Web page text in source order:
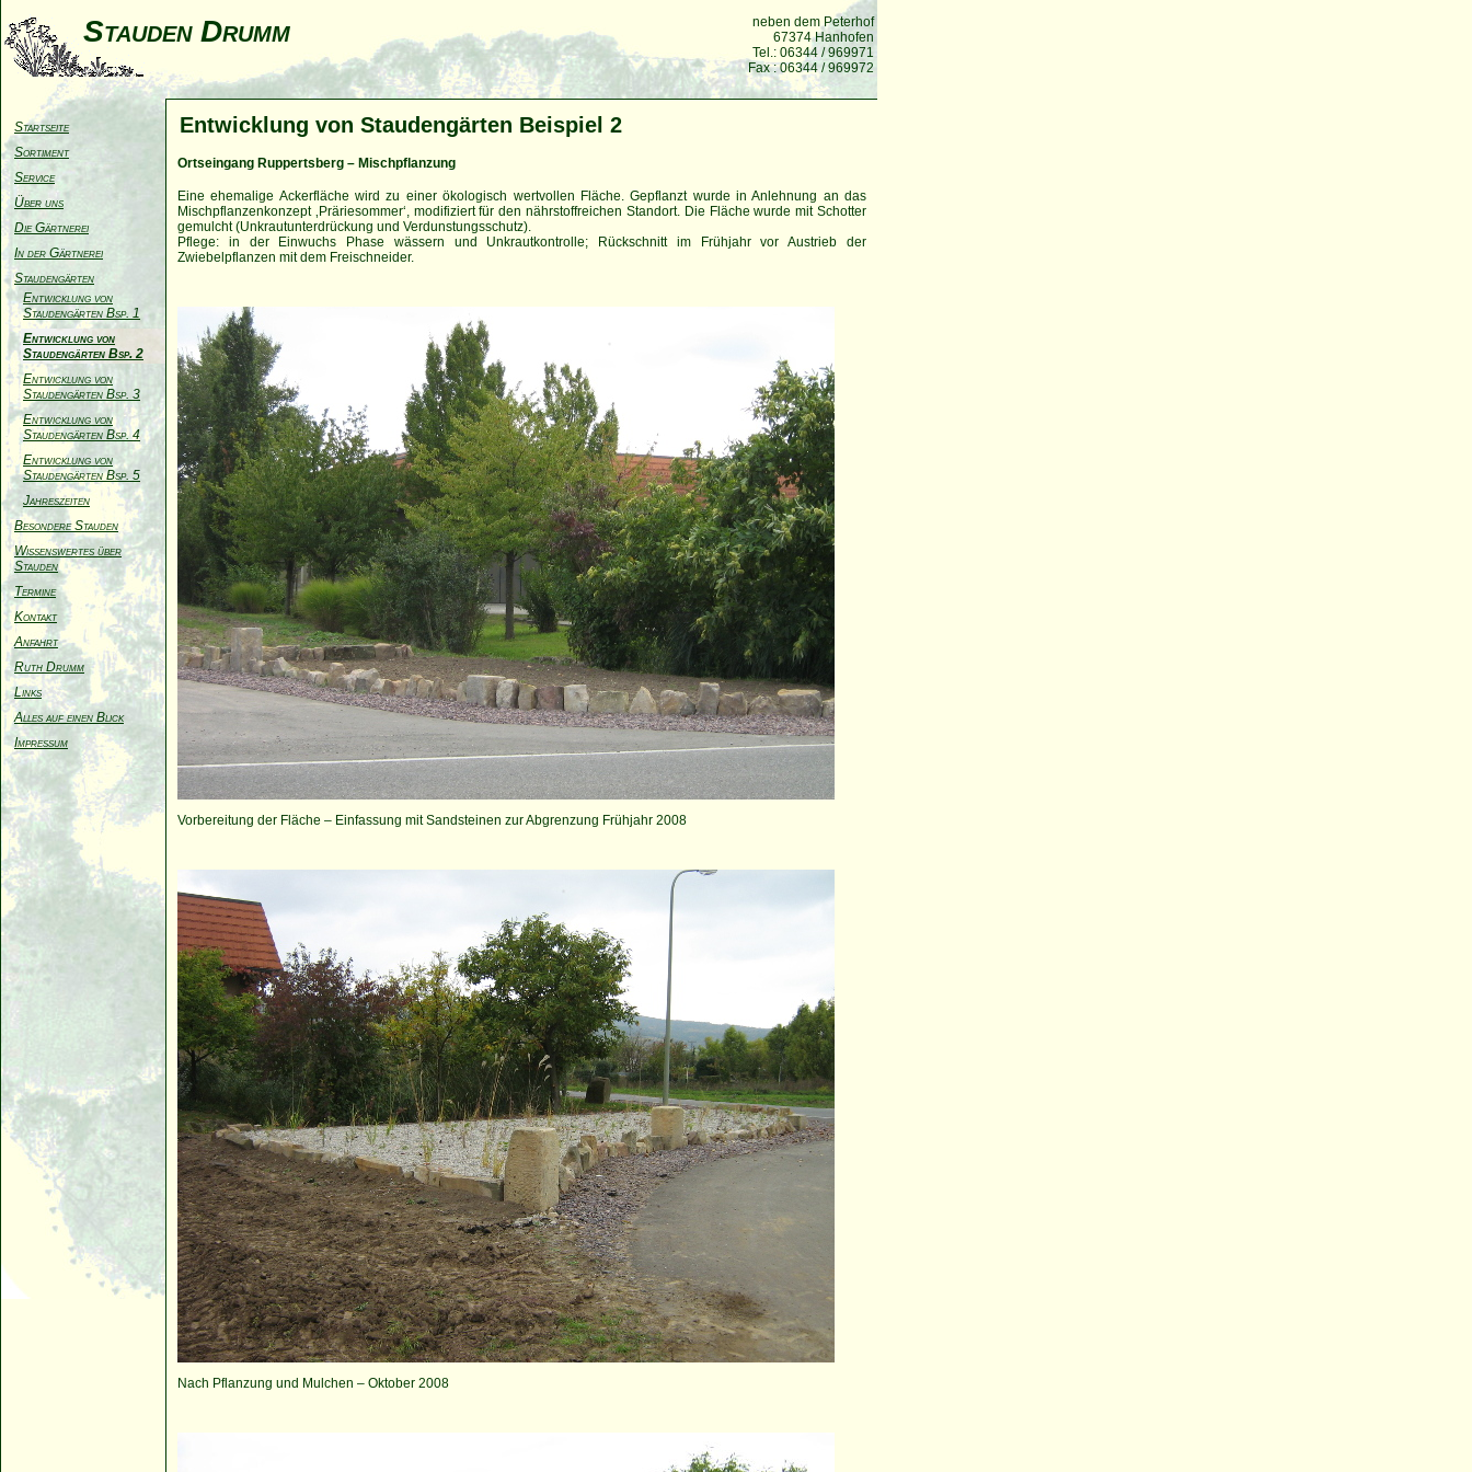
Stauden Drumm
neben dem Peterhof
67374 Hanhofen
Tel.: 06344 / 969971
Fax : 06344 / 969972
Startseite
Sortiment
Service
Über uns
Die Gärtnerei
In der Gärtnerei
Staudengärten
Entwicklung von
Staudengärten Bsp. 1
Entwicklung von
Staudengärten Bsp. 2
Entwicklung von
Staudengärten Bsp. 3
Entwicklung von
Staudengärten Bsp. 4
Entwicklung von
Staudengärten Bsp. 5
Jahreszeiten
Besondere Stauden
Wissenswertes über
Stauden
Termine
Kontakt
Anfahrt
Ruth Drumm
Links
Alles auf einen Blick
Impressum
Entwicklung von Staudengärten Beispiel 2
Ortseingang Ruppertsberg – Mischpflanzung
Eine ehemalige Ackerfläche wird zu einer ökologisch wertvollen Fläche. Gepflanzt wurde in Anlehnung an das
Mischpflanzenkonzept ‚Präriesommer‘, modifiziert für den nährstoffreichen Standort. Die Fläche wurde mit Schotter
gemulcht (Unkrautunterdrückung und Verdunstungsschutz).
Pflege: in der Einwuchs Phase wässern und Unkrautkontrolle; Rückschnitt im Frühjahr vor Austrieb der
Zwiebelpflanzen mit dem Freischneider.
Vorbereitung der Fläche – Einfassung mit Sandsteinen zur Abgrenzung Frühjahr 2008
Nach Pflanzung und Mulchen – Oktober 2008